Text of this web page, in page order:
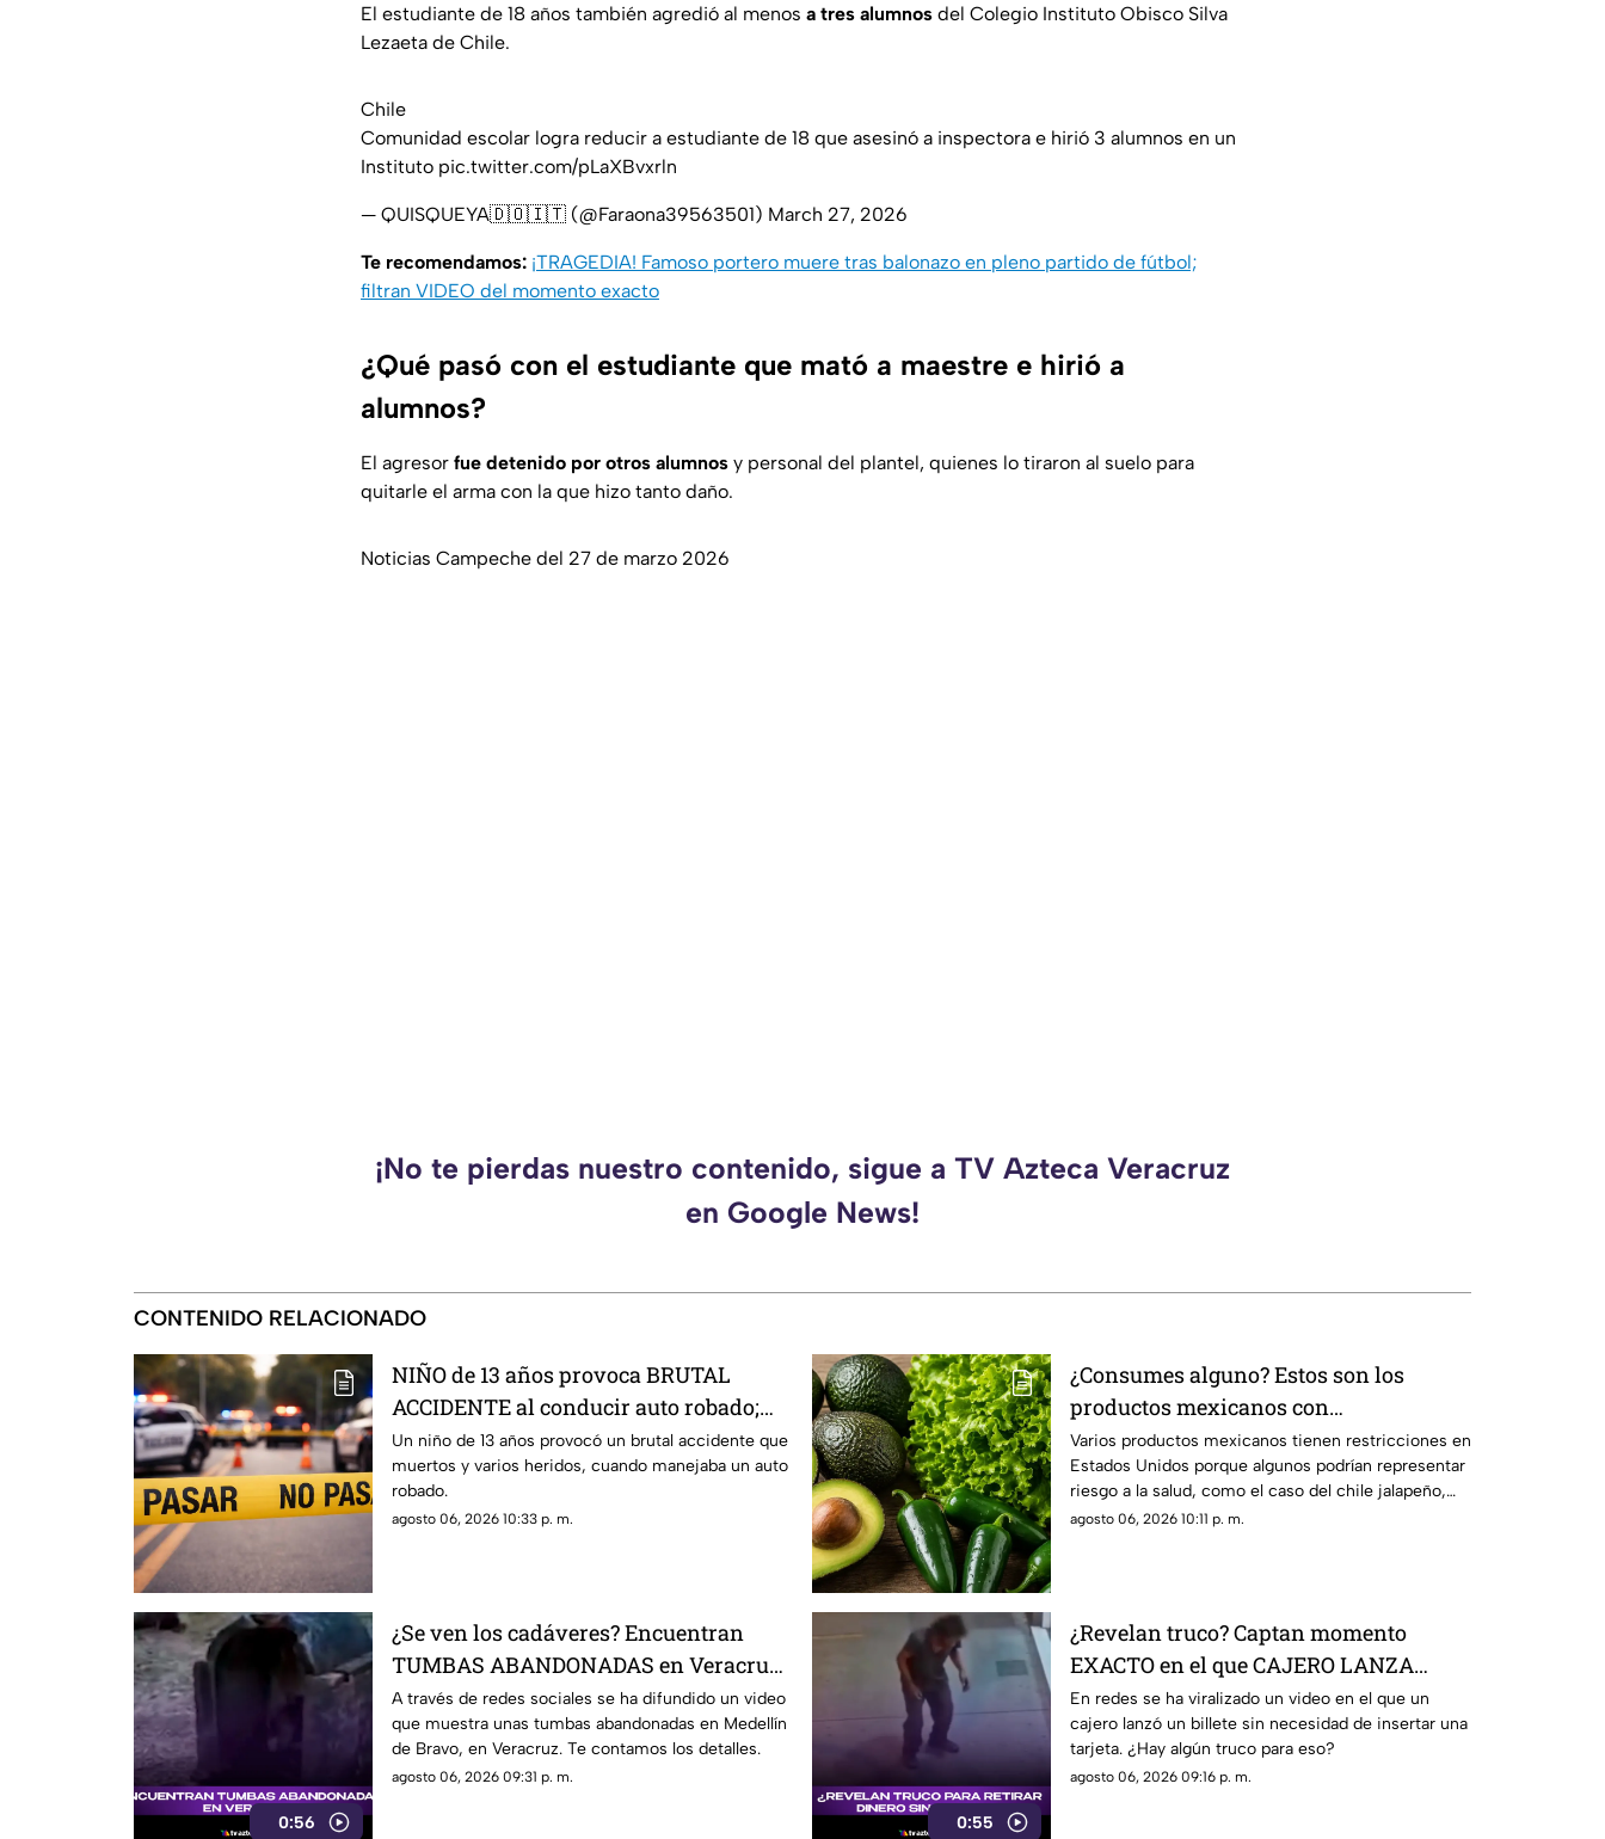
El estudiante de 18 años también agredió al menos a tres alumnos del Colegio Instituto Obisco Silva
Lezaeta de Chile.
Chile
Comunidad escolar logra reducir a estudiante de 18 que asesinó a inspectora e hirió 3 alumnos en un
Instituto pic.twitter.com/pLaXBvxrln
— QUISQUEYA🇩🇴🇮🇹 (@Faraona39563501) March 27, 2026
Te recomendamos: ¡TRAGEDIA! Famoso portero muere tras balonazo en pleno partido de fútbol;
filtran VIDEO del momento exacto
¿Qué pasó con el estudiante que mató a maestre e hirió a
alumnos?
El agresor fue detenido por otros alumnos y personal del plantel, quienes lo tiraron al suelo para
quitarle el arma con la que hizo tanto daño.
Noticias Campeche del 27 de marzo 2026
¡No te pierdas nuestro contenido, sigue a TV Azteca Veracruz
en Google News!
CONTENIDO RELACIONADO
NIÑO de 13 años provoca BRUTAL
ACCIDENTE al conducir auto robado;
hay muertos y heridos
Un niño de 13 años provocó un brutal accidente que
muertos y varios heridos, cuando manejaba un auto
robado.
agosto 06, 2026 10:33 p. m.
¿Consumes alguno? Estos son los
productos mexicanos con
RESTRICCIONES por supuesto riesgo a
la salud
Varios productos mexicanos tienen restricciones en
Estados Unidos porque algunos podrían representar
riesgo a la salud, como el caso del chile jalapeño,
tras un brote de salmonela.
agosto 06, 2026 10:11 p. m.
0:56
¿Se ven los cadáveres? Encuentran
TUMBAS ABANDONADAS en Veracruz
(+VIDEO)
A través de redes sociales se ha difundido un video
que muestra unas tumbas abandonadas en Medellín
de Bravo, en Veracruz. Te contamos los detalles.
agosto 06, 2026 09:31 p. m.
0:55
¿Revelan truco? Captan momento
EXACTO en el que CAJERO LANZA
BILLETE sin meter tarjeta
En redes se ha viralizado un video en el que un
cajero lanzó un billete sin necesidad de insertar una
tarjeta. ¿Hay algún truco para eso?
agosto 06, 2026 09:16 p. m.